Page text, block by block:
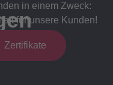
in einem Zweck:
für unsere Kunden!
Zertifikate